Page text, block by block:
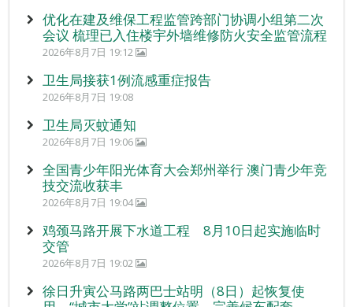
优化在建及维保工程监管跨部门协调小组第二次
会议 梳理已入住楼宇外墙维修防火安全监管流程
2026年8月7日 19:12
卫生局接获1例流感重症报告
2026年8月7日 19:08
卫生局灭蚊通知
2026年8月7日 19:06
全国青少年阳光体育大会郑州举行 澳门青少年竞
技交流收获丰
2026年8月7日 19:04
鸡颈马路开展下水道工程 8月10日起实施临时
交管
2026年8月7日 19:02
徐日升寅公马路两巴士站明（8日）起恢复使